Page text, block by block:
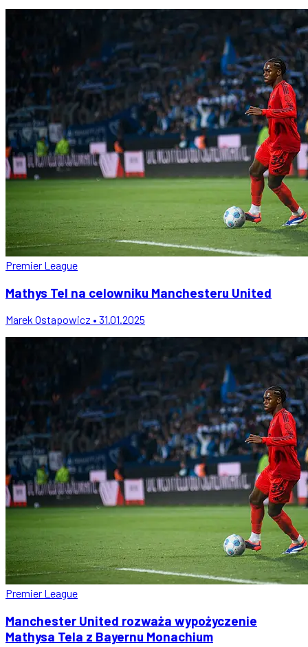
Premier League
Mathys Tel na celowniku Manchesteru United
Marek Ostapowicz • 31.01.2025
Premier League
Manchester United rozważa wypożyczenie
Mathysa Tela z Bayernu Monachium